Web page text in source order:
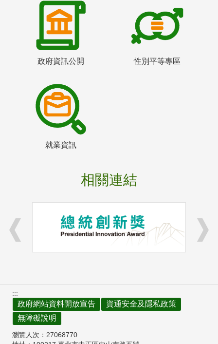
政府資訊公開 性別平等專區
就業資訊
相關連結
:::
政府網站資料開放宣告
資通安全及隱私政策
無障礙說明
瀏覽人次： 27068770